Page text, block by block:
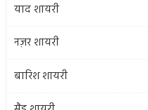
याद शायरी
नज़र शायरी
बारिश शायरी